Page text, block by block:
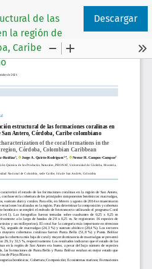
del artículo
de las
la región de
Caribe
Descargar